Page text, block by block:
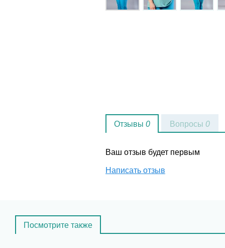
Отзывы 0
Ваш отзыв будет первым
Написать отзыв
Вопросы 0
Посмотрите также